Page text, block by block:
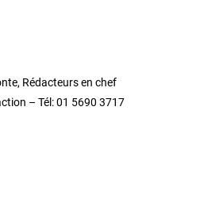
Rédacteurs en chef
– Tél: 01 5690 3717